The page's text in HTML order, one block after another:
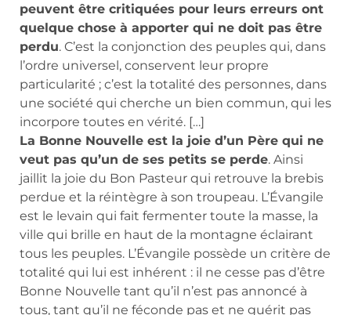
peuvent être critiquées pour leurs erreurs ont
quelque chose à apporter qui ne doit pas être
perdu. C’est la conjonction des peuples qui, dans
l’ordre universel, conservent leur propre
particularité ; c’est la totalité des personnes, dans
une société qui cherche un bien commun, qui les
incorpore toutes en vérité. […]
La Bonne Nouvelle est la joie d’un Père qui ne
veut pas qu’un de ses petits se perde. Ainsi
jaillit la joie du Bon Pasteur qui retrouve la brebis
perdue et la réintègre à son troupeau. L’Évangile
est le levain qui fait fermenter toute la masse, la
ville qui brille en haut de la montagne éclairant
tous les peuples. L’Évangile possède un critère de
totalité qui lui est inhérent : il ne cesse pas d’être
Bonne Nouvelle tant qu’il n’est pas annoncé à
tous, tant qu’il ne féconde pas et ne guérit pas